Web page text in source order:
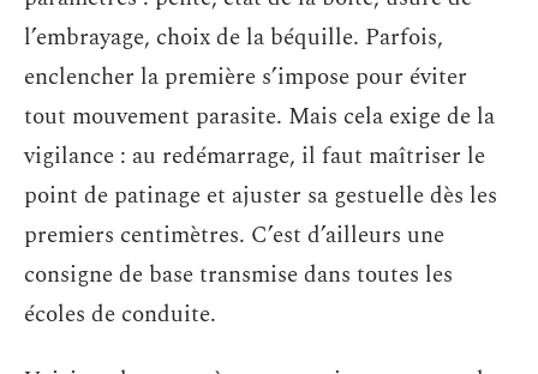
l’embrayage, choix de la béquille. Parfois,
enclencher la première s’impose pour éviter
tout mouvement parasite. Mais cela exige de la
vigilance : au redémarrage, il faut maîtriser le
point de patinage et ajuster sa gestuelle dès les
premiers centimètres. C’est d’ailleurs une
consigne de base transmise dans toutes les
écoles de conduite.